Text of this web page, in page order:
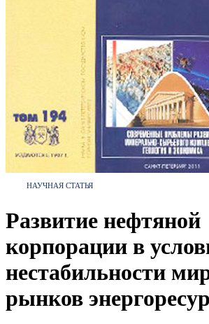
НАУЧНАЯ СТАТЬЯ
Развитие нефтяной
корпорации в
нестабильности
рынков